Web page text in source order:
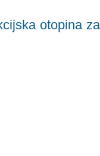
otopina za